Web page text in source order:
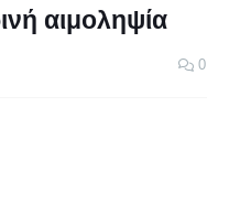
αιμοληψία
0